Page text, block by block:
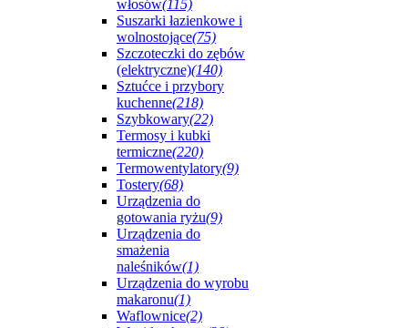
włosów(115)
Suszarki łazienkowe i
wolnostojące(75)
Szczoteczki do zębów
(elektryczne)(140)
Sztućce i przybory
kuchenne(218)
Szybkowary(22)
Termosy i kubki
termiczne(220)
Termowentylatory(9)
Tostery(68)
Urządzenia do
gotowania ryżu(9)
Urządzenia do
smażenia
naleśników(1)
Urządzenia do wyrobu
makaronu(1)
Waflownice(2)